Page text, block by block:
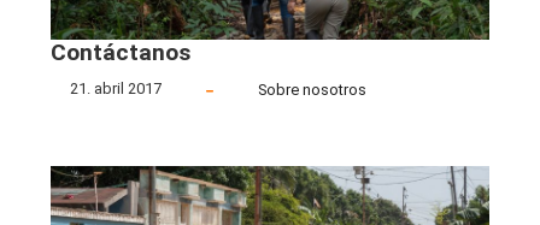
Contáctanos
21. abril 2017 Sobre nosotros